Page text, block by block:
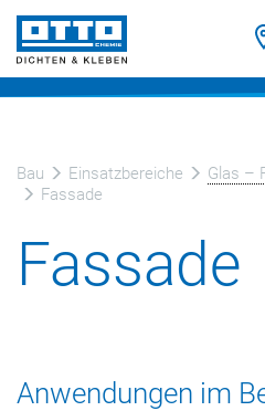
Bau Einsatzbereiche
Glas –
Fassade
Fassade
Anwendungen im